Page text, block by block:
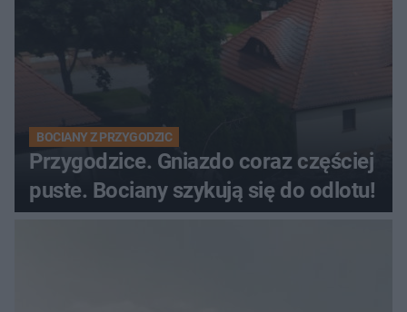
BOCIANY Z PRZYGODZIC
Przygodzice. Gniazdo coraz częściej
puste. Bociany szykują się do odlotu!